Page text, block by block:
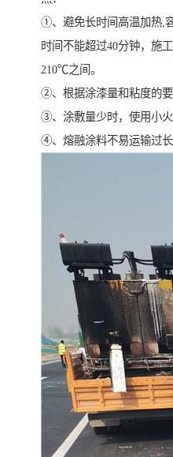
①、避免长时间高温加热,
时间不能超过40分钟，施
210℃之间。
②、根据涂漆量和粘度的要
③、涂敷量少时，使用小火
④、熔融涂料不易运输过长